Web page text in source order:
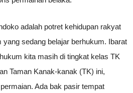
adalah potret kehidupan rakyat
yang sedang belajar berhukum. Ibarat
kita masih di tingkat kelas TK
Taman Kanak-kanak (TK) ini,
Ada bak pasir tempat